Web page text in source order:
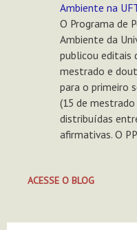
Ambiente na
O Programa de
Ambiente da
publicou editais
mestrado e
para o primeiro
(15 de
distribuídas
afirmativas. O
ACESSE O BLOG